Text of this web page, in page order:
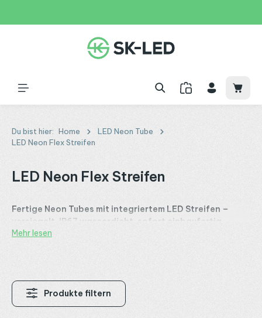
Du bist hier: Home
LED Neon Tube
LED Neon Flex Streifen
LED Neon Flex Streifen
Fertige Neon Tubes mit integriertem LED Streifen –
versiegelt, IP67 wasserdicht, sofort einbaufertig
gleichmäßig verteilt, einzelne LEDs sind unsichtbar – der
klassischeNeon-Effekt, sofort einsatzbereit. Vollständig
versiegelt undIP67 wasserdicht
Mehr lesen
Produkte filtern